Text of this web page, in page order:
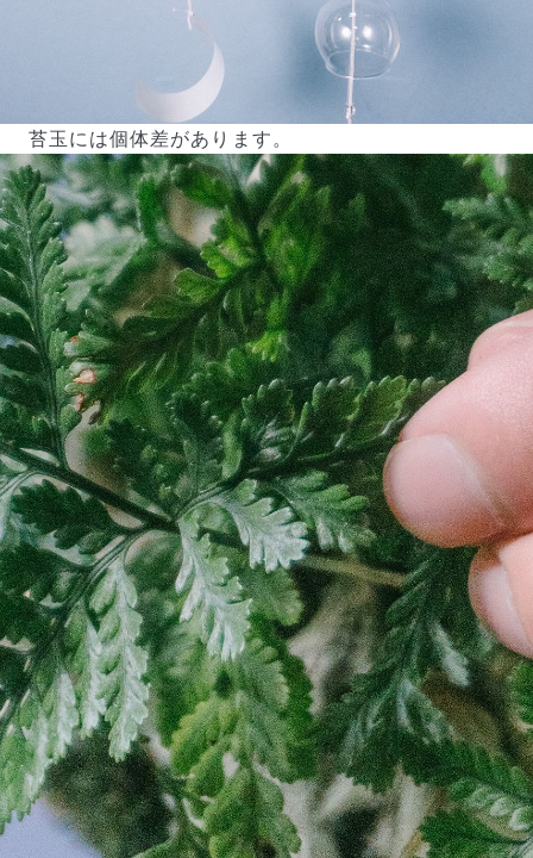
よくある質問
Q. 毎月自動でお花が届くサービスですか？
いいえ、毎月自動でお届けするサービスではありません。好
きな時に好きな花をご注文いただけます。
Q. 配送できないエリアはありますか？
ただいま沖縄・離島エリアへの配送には対応しておりませ
ん。ご了承ください。
Q. 配送日時は指定できますか？
お花をベストなタイミングで発送しているため、お届け日の
指定はできません。受け取り時間帯は、発送後にクロネコヤ
マトのアプリから変更可能です。
Q. 注文後にキャンセルできますか？
ご注文後一定時間内であればキャンセル可能です。
苔玉には個体差があります。